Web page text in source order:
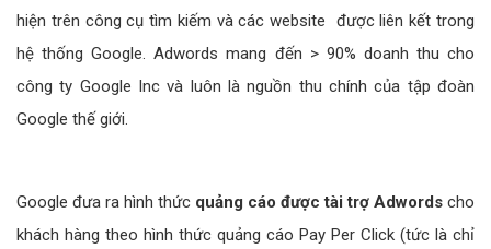
hiện trên công cụ tìm kiếm và các website được liên kết trong
hệ thống Google. Adwords mang đến > 90% doanh thu cho
công ty Google Inc và luôn là nguồn thu chính của tập đoàn
Google thế giới.
Google đưa ra hình thức quảng cáo được tài trợ Adwords cho
khách hàng theo hình thức quảng cáo Pay Per Click (tức là chỉ